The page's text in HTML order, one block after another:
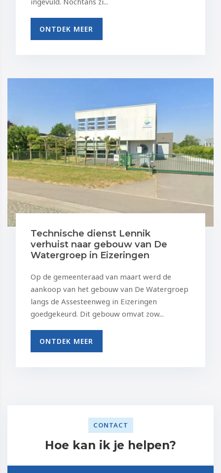
ONTDEK MEER
Technische dienst Lennik
verhuist naar gebouw van De
Watergroep in Eizeringen
Op de gemeenteraad van maart werd de
aankoop van het gebouw van De Watergroep
langs de Assesteenweg in Eizeringen
goedgekeurd. Dit gebouw omvat zow...
ONTDEK MEER
CONTACT
Hoe kan ik je helpen?